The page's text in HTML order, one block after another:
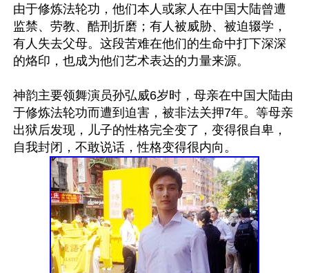
由于修炼法轮功，他们本人或家人在中国大陆曾遭
监禁、劳教、酷刑折磨；有人被威胁、被迫辍学，
有人失去父母。这段苦难在他们的生命中打下深深
的烙印，也成为他们艺术表达的力量来源。
神韵主要领舞演员孙弘威6岁时，母亲在中国大陆由
于修炼法轮功而遭到迫害，被非法关押7年。等母亲
出狱后发现，儿子的性格完全变了，变得很自卑，